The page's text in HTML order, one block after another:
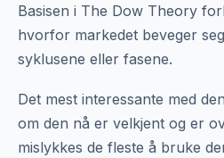
Basisen i The Dow Theory
hvorfor markedet beveger
syklusene eller fasene.
Det mest interessante med
om den nå er velkjent og er
mislykkes de fleste å bruke